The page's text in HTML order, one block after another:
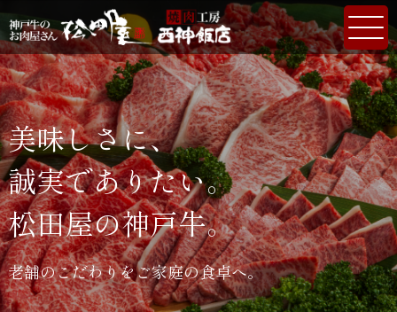
美味しさに、
誠実でありたい。
松田屋の神戸牛。
老舗のこだわりをご家庭の食卓へ。